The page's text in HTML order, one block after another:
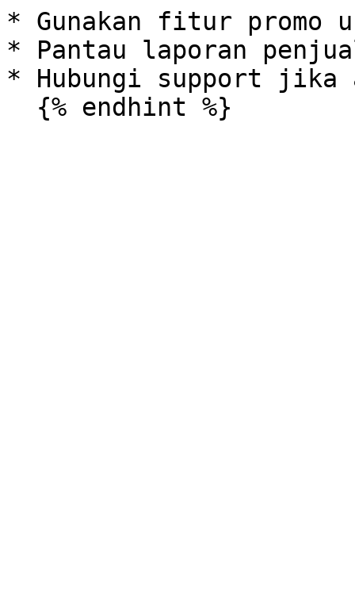
* Gunakan fitur promo
* Pantau laporan
* Hubungi support jika